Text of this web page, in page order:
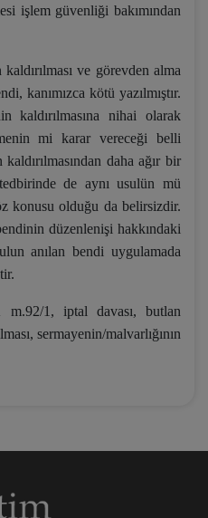
işlem güvenliği bakımından
ve görevden alma
kanımızca kötü yazılmıştır.
kaldırılmasına nihai olarak
mi karar vereceği belli
daha ağır bir
de aynı usulün mü
konusu olduğu da belirsizdir.
düzenlenişi hakkındaki
anılan bendi uygulamada
m.92/1,
iptal davası, butlan
sermayenin/malvarlığının